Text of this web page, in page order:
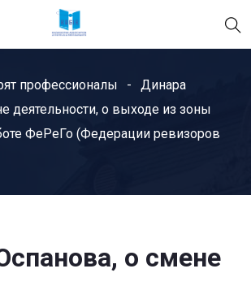
профессионалы
Динара
деятельности, о выходе из зоны
ФеРеГо (Федерации ревизоров
о смене